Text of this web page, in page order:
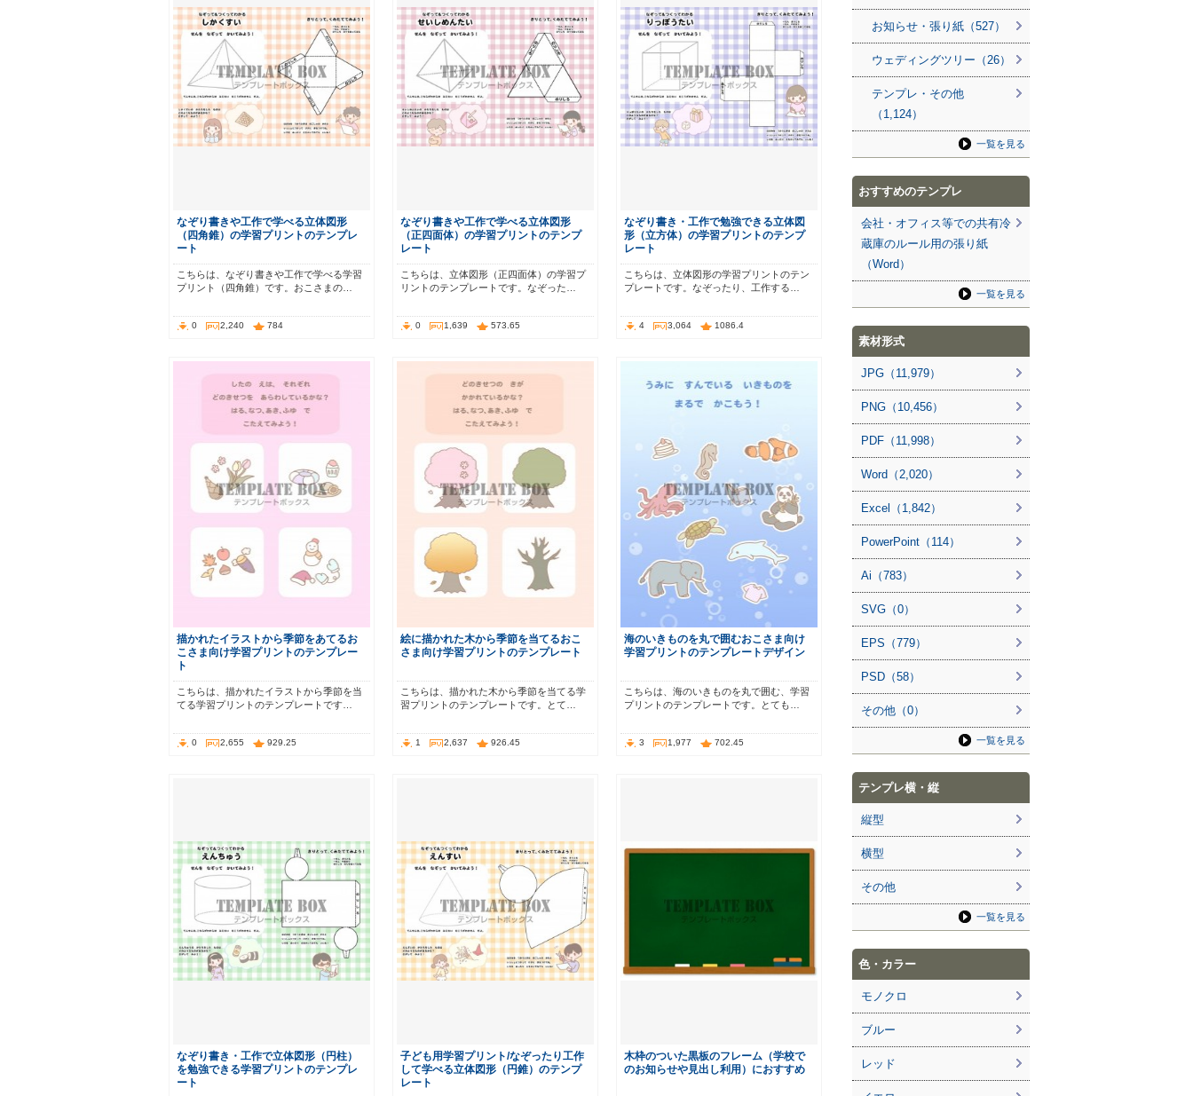
なぞり書きや工作で学べる立体図形
（四角錐）の学習プリントのテンプレ
ート
こちらは、なぞり書きや工作で学べる学習
プリント（四角錐）です。おこさまの…
0 2,240 784
なぞり書きや工作で学べる立体図形
（正四面体）の学習プリントのテンプ
レート
こちらは、立体図形（正四面体）の学習プ
リントのテンプレートです。なぞった…
0 1,639 573.65
なぞり書き・工作で勉強できる立体図
形（立方体）の学習プリントのテンプ
レート
こちらは、立体図形の学習プリントのテン
プレートです。なぞったり、工作する…
4 3,064 1086.4
描かれたイラストから季節をあてるお
こさま向け学習プリントのテンプレー
ト
こちらは、描かれたイラストから季節を当
てる学習プリントのテンプレートです…
0 2,655 929.25
絵に描かれた木から季節を当てるおこ
さま向け学習プリントのテンプレート
こちらは、描かれた木から季節を当てる学
習プリントのテンプレートです。とて…
1 2,637 926.45
海のいきものを丸で囲むおこさま向け
学習プリントのテンプレートデザイン
こちらは、海のいきものを丸で囲む、学習
プリントのテンプレートです。とても…
3 1,977 702.45
なぞり書き・工作で立体図形（円柱）
を勉強できる学習プリントのテンプレ
ート
子ども用学習プリント/なぞったり工作
して学べる立体図形（円錐）のテンプ
レート
木枠のついた黒板のフレーム（学校で
のお知らせや見出し利用）におすすめ
お知らせ・張り紙（527）
ウェディングツリー（26）
テンプレ・その他
（1,124）
一覧を見る
おすすめのテンプレ
会社・オフィス等での共有冷
蔵庫のルール用の張り紙
（Word）
一覧を見る
素材形式
JPG（11,979）
PNG（10,456）
PDF（11,998）
Word（2,020）
Excel（1,842）
PowerPoint（114）
Ai（783）
SVG（0）
EPS（779）
PSD（58）
その他（0）
一覧を見る
テンプレ横・縦
縦型
横型
その他
一覧を見る
色・カラー
モノクロ
ブルー
レッド